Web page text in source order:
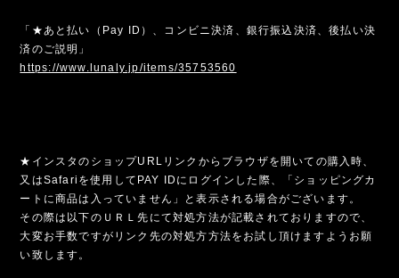
「★あと払い（Pay ID）、コンビニ決済、銀行振込決済、後払い決
済のご説明」
https://www.lunaly.jp/items/35753560
★インスタのショップURLリンクからブラウザを開いての購入時、
又はSafariを使用してPAY IDにログインした際、「ショッピングカ
ートに商品は入っていません」と表示される場合がございます。
その際は以下のＵＲＬ先にて対処方法が記載されておりますので、
大変お手数ですがリンク先の対処方方法をお試し頂けますようお願
い致します。